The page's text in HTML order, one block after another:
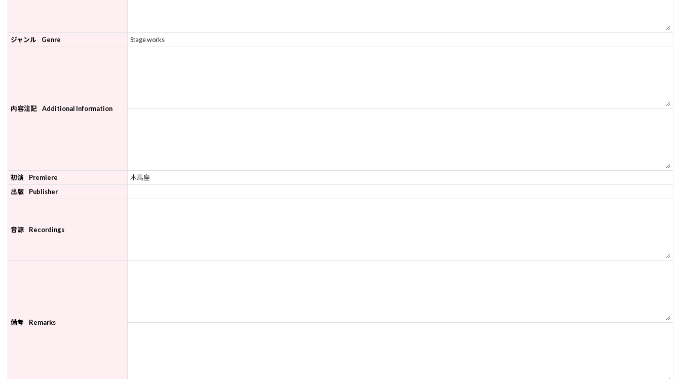
ジャンル Genre Stage works
内容注記 Additional Information
初演 Premiere
木馬座
出版
Publisher
音源 Recordings
備考 Remarks